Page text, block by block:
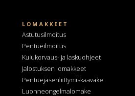
LOMAKKEET
Astutusilmoitus
Pentueilmoitus
Kulukorvaus- ja laskuohjeet
Jalostuksen lomakkeet
Pentuejäsenliittymiskaavake
Luonneongelmalomake